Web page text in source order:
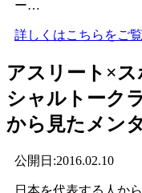
ー…
詳しくはこちらをご覧
アスリート×
シャルトーク
から見たメン
公開日:2016.02.10